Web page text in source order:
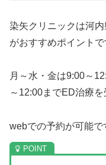
染矢クリニックは河
がおすすめポイントで
月～水・金は9:00～
～12:00までED治療を
webでの予約が可能で